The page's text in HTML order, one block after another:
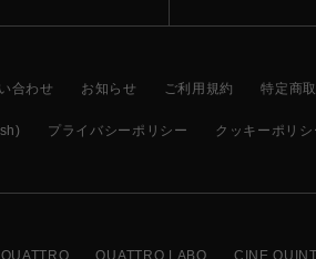
合わせ お知らせ ご利用規約 特定商
プライバシーポリシー クッキーポリシ
QUATTRO LABO CINE